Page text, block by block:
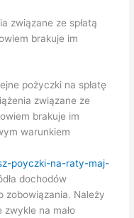
związane ze spłatą
brakuje im
pożyczki na spłatę
związane ze
brakuje im
warunkiem
poyczki-na-raty-maj-
dochodów
zobowiązania. Należy
na mało